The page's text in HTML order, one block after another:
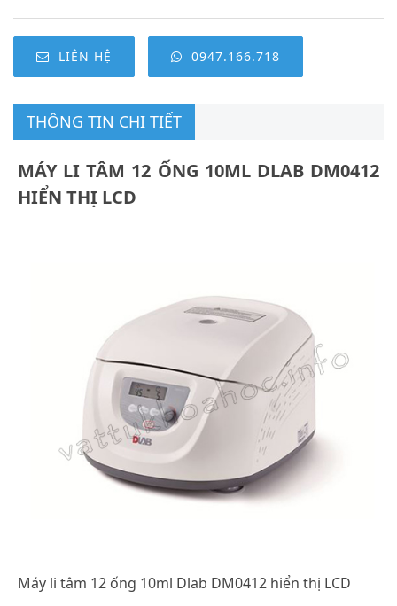
LIÊN HỆ 0947.166.718
THÔNG TIN CHI TIẾT
MÁY LI TÂM 12 ỐNG 10ML DLAB DM0412
HIỂN THỊ LCD
Máy li tâm 12 ống 10ml Dlab DM0412 hiển thị LCD